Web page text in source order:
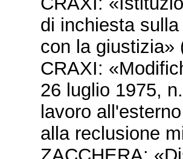
di inchiesta
con la giustizia»
CRAXI:
26 luglio 1975,
lavoro
alla reclusione